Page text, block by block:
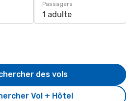
Passagers
1 adulte
Vol + Hôtel
des vols